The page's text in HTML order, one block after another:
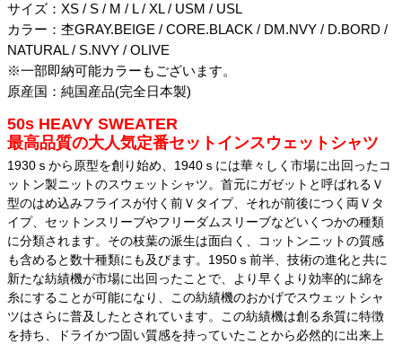
サイズ：XS / S / M / L / XL / USM / USL
カラー：杢GRAY.BEIGE / CORE.BLACK / DM.NVY / D.BORD /
NATURAL / S.NVY / OLIVE
※一部即納可能カラーもございます。
原産国：純国産品(完全日本製)
50s HEAVY SWEATER
最高品質の大人気定番セットインスウェットシャツ
1930ｓから原型を創り始め、1940ｓには華々しく市場に出回ったコ
ットン製ニットのスウェットシャツ。首元にガゼットと呼ばれるＶ
型のはめ込みフライスが付く前Ｖタイプ、それが前後につく両Ｖタ
イプ、セットンスリーブやフリーダムスリーブなどいくつかの種類
に分類されます。その枝葉の派生は面白く、コットンニットの質感
も含めると数十種類にも及びます。1950ｓ前半、技術の進化と共に
新たな紡績機が市場に出回ったことで、より早くより効率的に綿を
糸にすることが可能になり、この紡績機のおかげでスウェットシャ
ツはさらに普及したとされています。この紡績機は創る糸質に特徴
を持ち、ドライかつ固い質感を持っていたことから必然的に出来上